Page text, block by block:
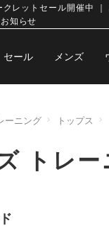
クレットセール開催中 ｜
知らせ
セール メンズ
ーニング トップス
トレ